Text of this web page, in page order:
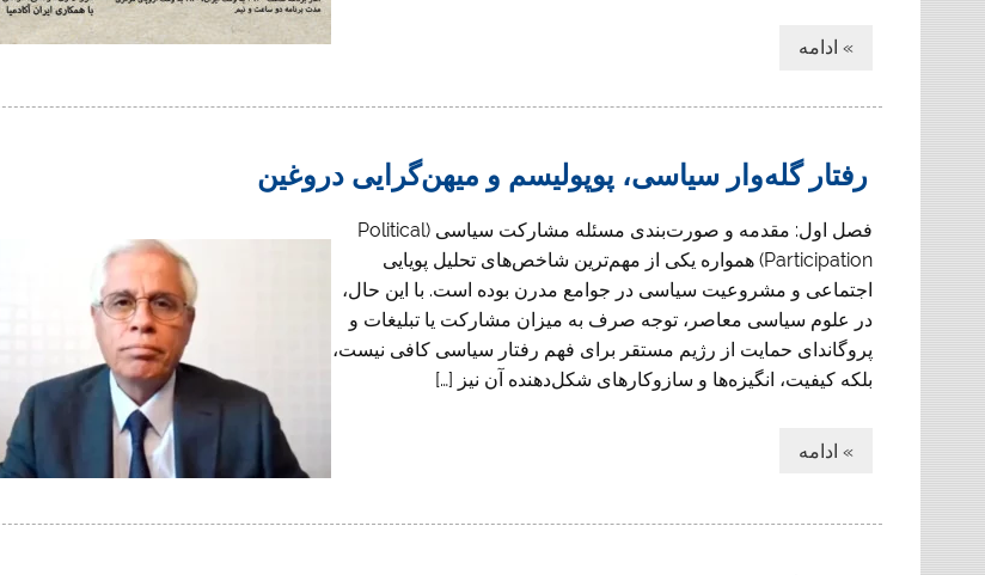
» ادامه
رفتار گله‌وار سیاسی، پوپولیسم و میهن‌گرایی دروغین
فصل اول: مقدمه و صورت‌بندی مسئله مشارکت سیاسی (Political
Participation) همواره یکی از مهم‌ترین شاخص‌های تحلیل پویایی
اجتماعی و مشروعیت سیاسی در جوامع مدرن بوده است. با این حال،
در علوم سیاسی معاصر، توجه صرف به میزان مشارکت یا تبلیغات و
پروگاندای حمایت از رژیم مستقر برای فهم رفتار سیاسی کافی نیست،
بلکه کیفیت، انگیزه‌ها و سازوکارهای شکل‌دهنده آن نیز […]
» ادامه